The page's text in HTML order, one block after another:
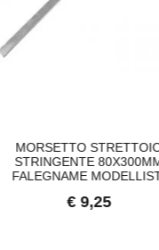
MORSETTO STRETTOIO
STRINGENTE 80X300MM
FALEGNAME MODELLISTI
€ 9,25